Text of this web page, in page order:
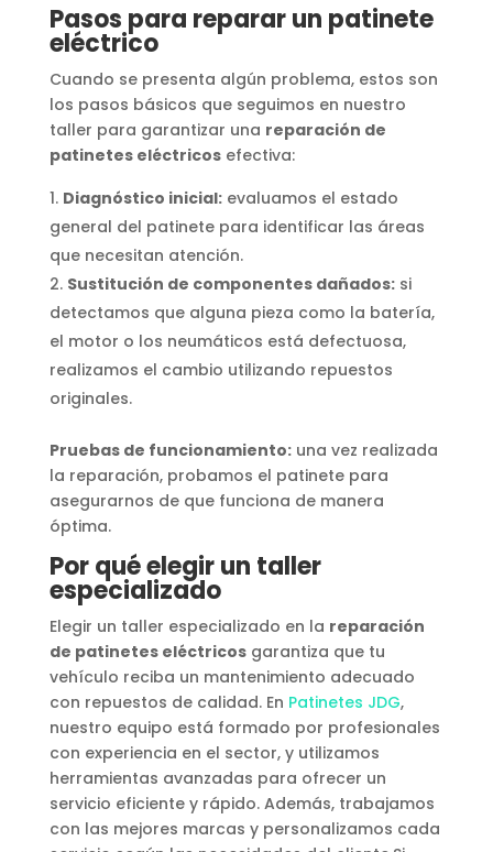
Pasos para reparar un patinete
eléctrico
Cuando se presenta algún problema, estos son
los pasos básicos que seguimos en nuestro
taller para garantizar una reparación de
patinetes eléctricosefectiva:
Diagnóstico inicial:evaluamos el estado
general del patinete para identificar las áreas
que necesitan atención.
Sustitución de componentes dañados:si
detectamos que alguna pieza como la batería,
el motor o los neumáticos está defectuosa,
realizamos el cambio utilizando repuestos
originales.
Pruebas de funcionamiento:una vez realizada
la reparación, probamos el patinete para
asegurarnos de que funciona de manera
óptima.
Por qué elegir un taller
especializado
Elegir un taller especializado en la reparación
de patinetes eléctricosgarantiza que tu
vehículo reciba un mantenimiento adecuado
con repuestos de calidad. En Patinetes JDG,
nuestro equipo está formado por profesionales
con experiencia en el sector, y utilizamos
herramientas avanzadas para ofrecer un
servicio eficiente y rápido. Además, trabajamos
con las mejores marcas y personalizamos cada